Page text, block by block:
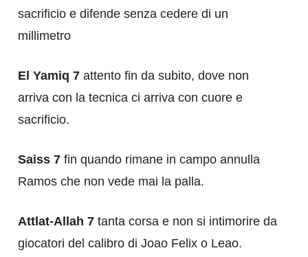
sacrificio e difende senza cedere di un
millimetro
El Yamiq 7 attento fin da subito, dove non
arriva con la tecnica ci arriva con cuore e
sacrificio.
Saiss 7 fin quando rimane in campo annulla
Ramos che non vede mai la palla.
Attlat-Allah 7 tanta corsa e non si intimorire da
giocatori del calibro di Joao Felix o Leao.